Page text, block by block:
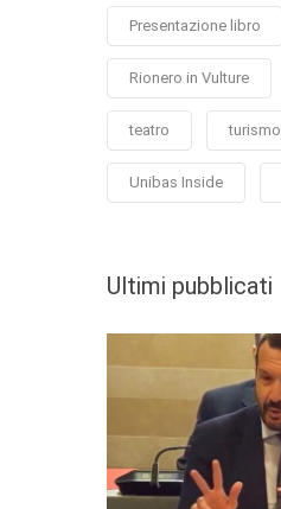
Presentazione libro
Rionero in Vulture
teatro turismo
Unibas Inside
Ultimi pubblicati